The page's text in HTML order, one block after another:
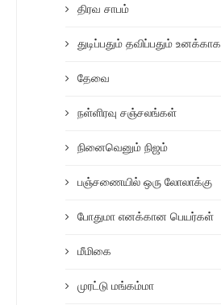
திரவ சாபம்
துடிப்பதும் தவிப்பதும் உனக்காக
தேவை
நள்ளிரவு சஞ்சலங்கள்
நினைவெனும் நிஜம்
பஞ்சணையில் ஒரு லோலாக்கு
போதுமா எனக்கான பெயர்கள்
மீமிகை
முரட்டு மங்கம்மா